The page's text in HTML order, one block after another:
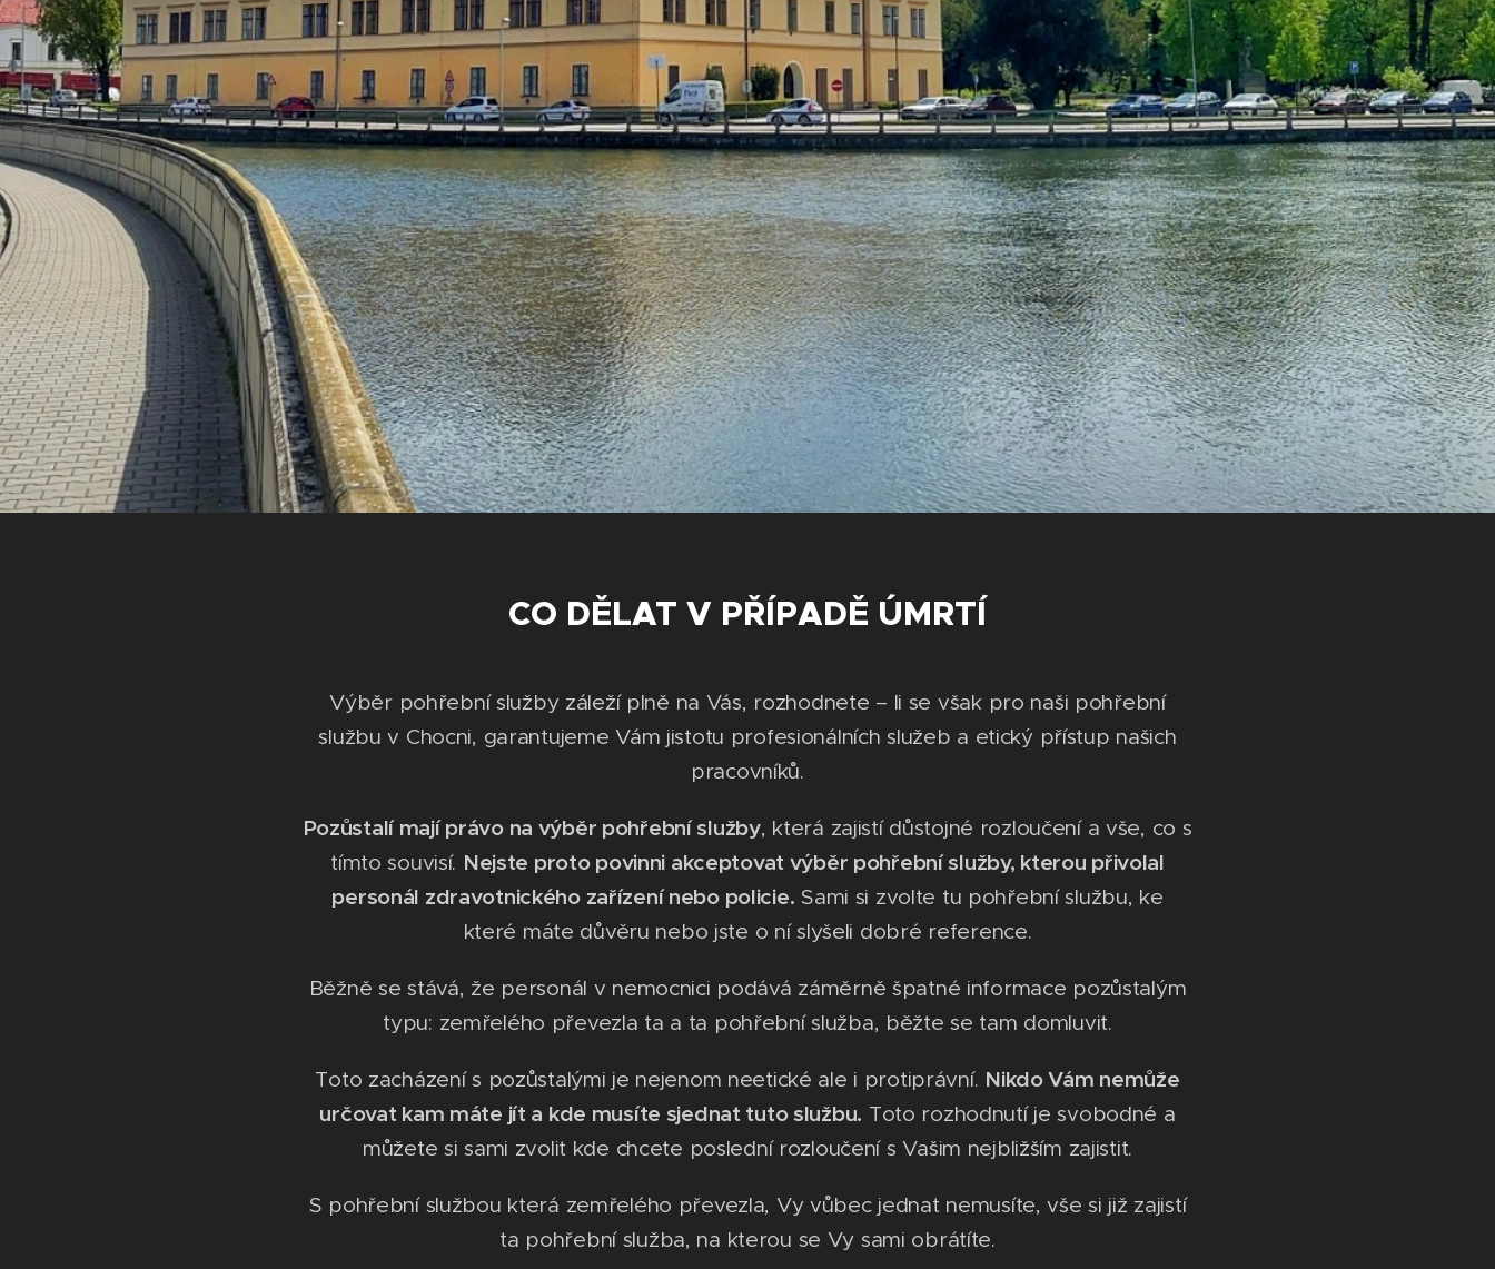
CO DĚLAT V PŘÍPADĚ ÚMRTÍ
Výběr pohřební služby záleží plně na Vás, rozhodnete – li se však pro naši pohřební
službu v Chocni, garantujeme Vám jistotu profesionálních služeb a etický přístup našich
pracovníků.
Pozůstalí mají právo na výběr pohřební služby, která zajistí důstojné rozloučení a vše, co s
tímto souvisí. Nejste proto povinni akceptovat výběr pohřební služby, kterou přivolal
personál zdravotnického zařízení nebo policie. Sami si zvolte tu pohřební službu, ke
které máte důvěru nebo jste o ní slyšeli dobré reference.
Běžně se stává, že personál v nemocnici podává záměrně špatné informace pozůstalým
typu: zemřelého převezla ta a ta pohřební služba, běžte se tam domluvit.
Toto zacházení s pozůstalými je nejenom neetické ale i protiprávní. Nikdo Vám nemůže
určovat kam máte jít a kde musíte sjednat tuto službu. Toto rozhodnutí je svobodné a
můžete si sami zvolit kde chcete poslední rozloučení s Vašim nejbližším zajistit.
S pohřební službou která zemřelého převezla, Vy vůbec jednat nemusíte, vše si již zajistí
ta pohřební služba, na kterou se Vy sami obrátíte.